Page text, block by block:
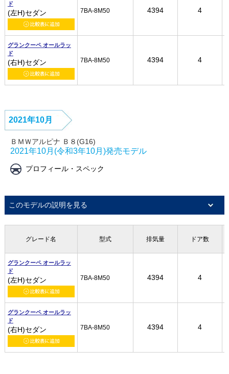
ド
(左H)セダン 7BA-8M50 4394 4
グランクーペ オールラッ
ド
(右H)セダン 7BA-8M50 4394 4
ド
(左H)セダン 7BA-8M50 4394 4
グランクーペ オールラッ
ド
(右H)セダン 7BA-8M50 4394 4
ド
(左H)セダン 7BA-8M50 4394 4
グランクーペ オールラッ
ド
(右H)セダン 7BA-8M50 4394 4
ド
(左H)セダン 7BA-8M50 4394 4
グランクーペ オールラッ
ド
(右H)セダン 7BA-8M50 4394 4
2021年10月
ＢＭＷアルピナ Ｂ８(G16)
2021年10月(令和3年10月)発売モデル
プロフィール・スペック
このモデルの説明を見る
グレード名 型式 排気量 ドア数
グランクーペ オールラッ
ド
(左H)セダン 7BA-8M50 4394 4
グランクーペ オールラッ
ド
(右H)セダン 7BA-8M50 4394 4
グレード名 型式 排気量 ドア数
グランクーペ オールラッ
ド
(左H)セダン 7BA-8M50 4394 4
グランクーペ オールラッ
ド
(右H)セダン 7BA-8M50 4394 4
グレード名 型式 排気量 ドア数
グランクーペ オールラッ
ド
(左H)セダン 7BA-8M50 4394 4
グランクーペ オールラッ
ド
(右H)セダン 7BA-8M50 4394 4
グレード名 型式 排気量 ドア数
グランクーペ オールラッ
ド
(左H)セダン 7BA-8M50 4394 4
グランクーペ オールラッ
ド
(右H)セダン 7BA-8M50 4394 4